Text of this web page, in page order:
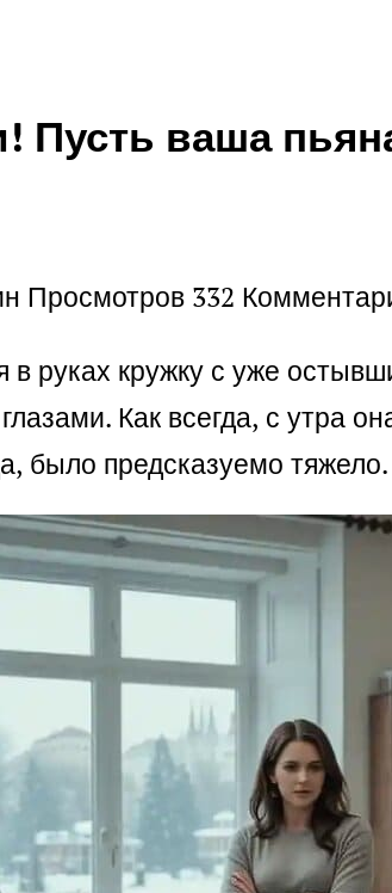
Пусть ваша
Просмотров 332
в руках кружку с уже
Как всегда, с утра
было предсказуемо тяжело.